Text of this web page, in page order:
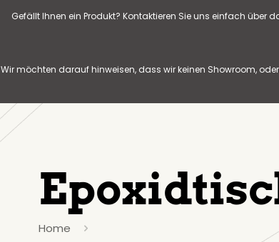
Gefällt Ihnen ein Produkt? Kontaktieren Sie uns einfach
Wir möchten darauf hinweisen, dass wir keinen Showroom,
Home